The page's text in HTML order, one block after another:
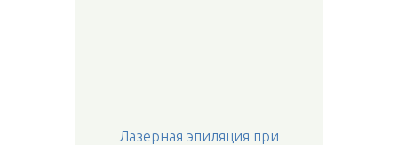
Лазерная эпиляция при